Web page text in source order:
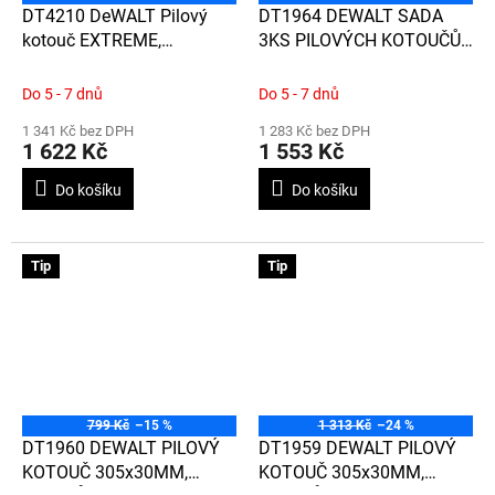
DT4210 DeWALT Pilový
kotouč EXTREME,
-5°, rychlý podélný řez
Do 5 - 7 dnů
1 341 Kč bez DPH
1 622 Kč
Do košíku
DT1964 DEWALT SADA
3KS PILOVÝCH KOTOUČŮ
Do 5 - 7 dnů
1 283 Kč bez DPH
1 553 Kč
Do košíku
Tip
799 Kč –15 %
DT1960 DEWALT PILOVÝ
KOTOUČ 305x30MM,
Tip
1 313 Kč –24 %
DT1959 DEWALT PILOVÝ
KOTOUČ 305x30MM,